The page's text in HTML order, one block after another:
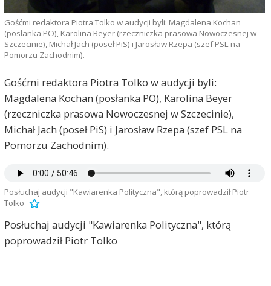
Gośćmi redaktora Piotra Tolko w audycji byli: Magdalena Kochan
(posłanka PO), Karolina Beyer (rzeczniczka prasowa Nowoczesnej w
Szczecinie), Michał Jach (poseł PiS) i Jarosław Rzepa (szef PSL na
Pomorzu Zachodnim).
Gośćmi redaktora Piotra Tolko w audycji byli:
Magdalena Kochan (posłanka PO), Karolina Beyer
(rzeczniczka prasowa Nowoczesnej w Szczecinie),
Michał Jach (poseł PiS) i Jarosław Rzepa (szef PSL na
Pomorzu Zachodnim).
Posłuchaj audycji "Kawiarenka Polityczna", którą poprowadził Piotr
Tolko
Posłuchaj audycji "Kawiarenka Polityczna", którą
poprowadził Piotr Tolko